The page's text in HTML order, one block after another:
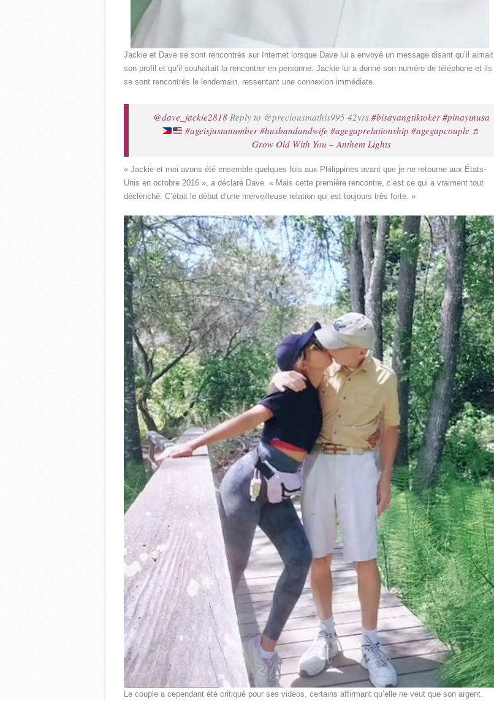
Jackie et Dave se sont rencontrés sur Internet lorsque Dave lui a envoyé un message disant qu’il aimait
son profil et qu’il souhaitait la rencontrer en personne. Jackie lui a donné son numéro de téléphone et ils
se sont rencontrés le lendemain, ressentant une connexion immédiate.
@dave_jackie2818 Reply to @preciousmathis995 42yrs.#bisayangtiktoker #pinayinusa
#ageisjustanumber #husbandandwife #agegaprelationship #agegapcouple ♬
Grow Old With You – Anthem Lights
« Jackie et moi avons été ensemble quelques fois aux Philippines avant que je ne retourne aux États-
Unis en octobre 2016 », a déclaré Dave. « Mais cette première rencontre, c’est ce qui a vraiment tout
déclenché. C’était le début d’une merveilleuse relation qui est toujours très forte. »
Le couple a cependant été critiqué pour ses vidéos, certains affirmant qu’elle ne veut que son argent.